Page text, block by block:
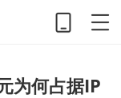
为何占据IP